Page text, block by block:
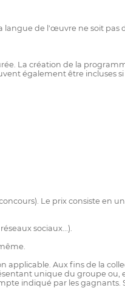
langue de l'œuvre ne soit pas
La création de la
également être incluses
Le prix consiste en
sociaux...).
applicable. Aux fins de la
unique du groupe ou,
indiqué par les gagnants.